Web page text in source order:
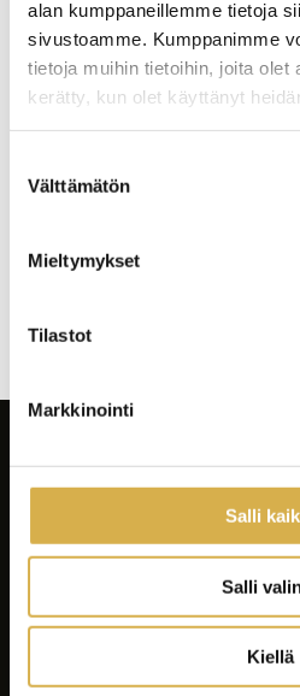
alan kumppaneillemme tietoja
sivustoamme. Kumppanimme
tietoja muihin tietoihin, joita olet
kerätty, kun olet käyttänyt
valinta
Välttämätön
Mieltymykset
Tilastot
Markkinointi
Salli
Salli
Kiellä
kesätyökin löytyi
Green Masterin varastojen
Facebook
LinkedIn